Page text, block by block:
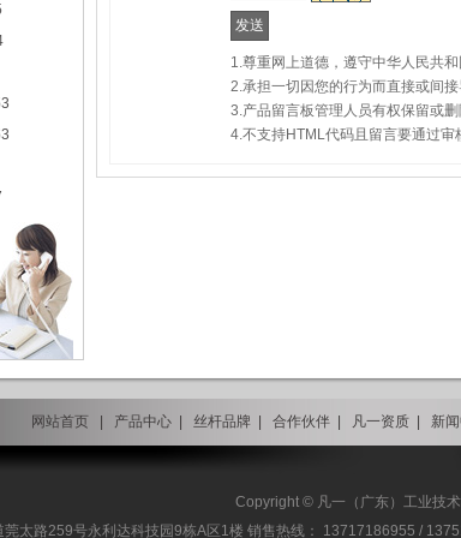
1.尊重网上道德，遵守中华人民共
2.承担一切因您的行为而直接或间接
3.产品留言板管理人员有权保留或删
4.不支持HTML代码且留言要通过审
网站首页 产品中心 丝杆品牌 合作伙伴 凡一资质 新
Copyright © 凡一（广东）工业技术
莞太路259号永利达科技园9栋A区1楼 销售热线： 13717186955 /